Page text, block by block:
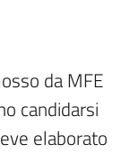
da MFE
candidarsi
elaborato